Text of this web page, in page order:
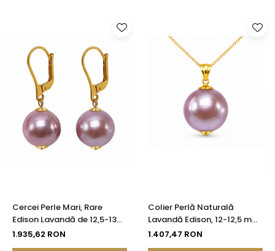
Cercei Perle Mari, Rare
Edison Lavandă de 12,5-13
mm și Aur Galben 14K |
1.935,62 RON
Colier Perlă Naturală
Lavandă Edison, 12-12,5 mm,
Aur 14K (aur 585) |
1.407,47 RON